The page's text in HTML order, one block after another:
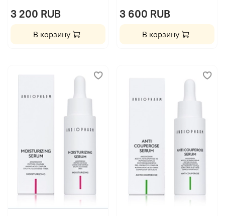
3 200 RUB
В корзину
3 600 RUB
В корзину